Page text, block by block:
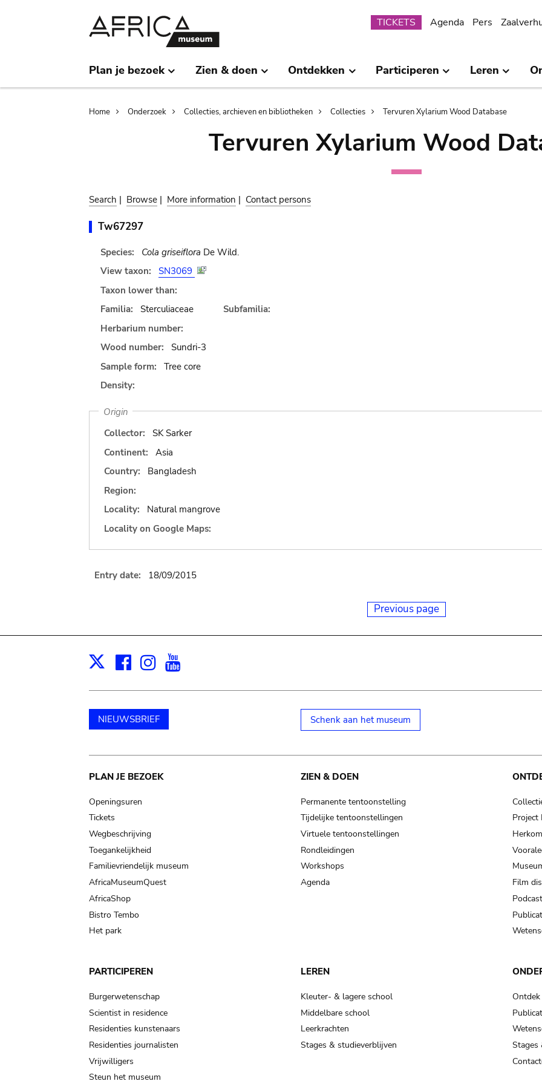
Submenu
TICKETS Agenda Pers
Plan je bezoek Zien & doen Ontdekken Participeren Leren
Breadcrumb
Home Onderzoek Collecties, archieven en bibliotheken Collecties Tervuren Xylarium Wood Database
Tervuren Xylarium Wood
Search | Browse | More information | Contact persons
Tw67297
Species: Cola griseiflora De Wild.
View taxon:
SN3069
Taxon lower than:
Familia:
Sterculiaceae
Subfamilia:
Herbarium number:
Wood number:
Sundri-3
Sample form:
Tree core
Density:
Origin
Collector:
SK Sarker
Continent:
Asia
Country:
Bangladesh
Region:
Locality:
Natural mangrove
Locality on Google Maps:
Entry date: 18/09/2015
Previous page
X Facebook
Instagram
NIEUWSBRIEF Schenk aan het museum
Main
navigation
PLAN JE BEZOEK
Openingsuren
Tickets
Wegbeschrijving
Toegankelijkheid
Familievriendelijk museum
AfricaMuseumQuest
AfricaShop
Bistro Tembo
Het park
ZIEN & DOEN
Permanente tentoonstelling
Tijdelijke tentoonstellingen
Virtuele tentoonstellingen
Rondleidingen
Workshops
Agenda
Project
Film
PARTICIPEREN
Burgerwetenschap
Scientist in residence
Residenties kunstenaars
Residenties journalisten
Vrijwilligers
Steun het museum
LEREN
Kleuter- & lagere school
Middelbare school
Leerkrachten
Stages & studieverblijven
Stages